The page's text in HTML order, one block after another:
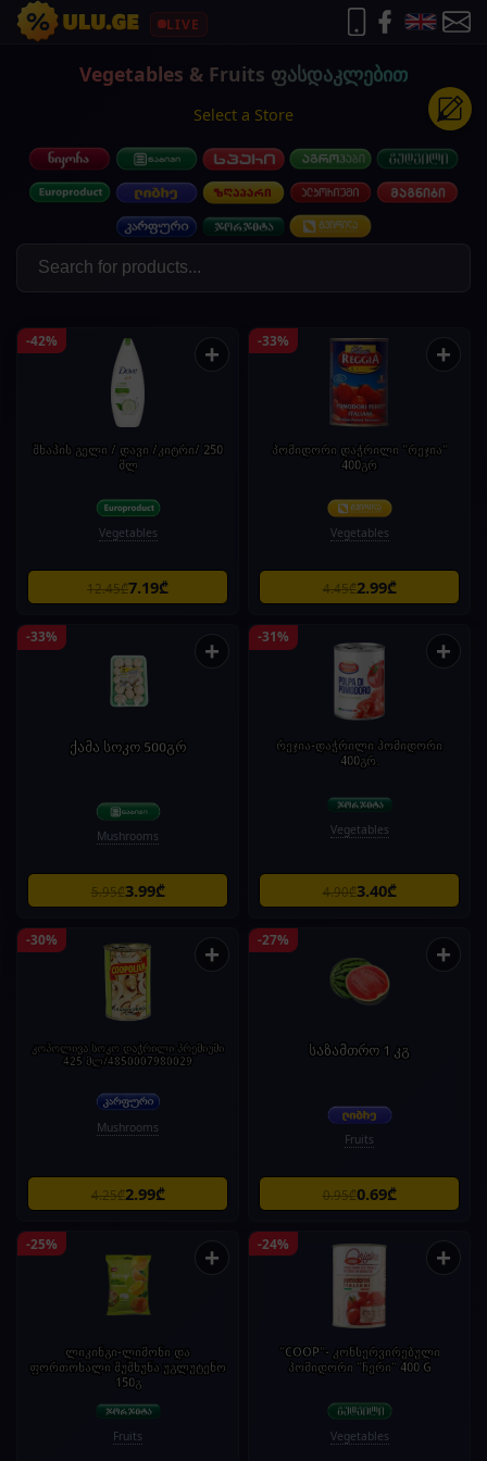
LIVE
Vegetables & Fruits ფასდაკლებით
Select a Store
-42% +
შხაპის გელი / დავი /კიტრი/ 250
მლ
Vegetables
12.45₾7.19₾
-33% +
პომიდორი დაჭრილი "რეჯია"
400გრ
Vegetables
4.45₾2.99₾
-33% +
ქამა სოკო 500გრ
Mushrooms
5.95₾3.99₾
-31% +
რეჯია-დაჭრილი პომიდორი
400გრ.
Vegetables
4.90₾3.40₾
-30% +
კოპოლივა სოკო დაჭრილი პრემიუმი
425 მლ/4850007980029
Mushrooms
4.25₾2.99₾
-27% +
საზამთრო 1 კგ
Fruits
0.95₾0.69₾
-25% +
ლიკინგი-ლიმონი და
ფორთოხალი შუშხუნა უგლუტენო
150გ
Fruits
-24% +
"COOP"- კონსერვირებული
პომიდორი "ჩერი" 400 G
Vegetables